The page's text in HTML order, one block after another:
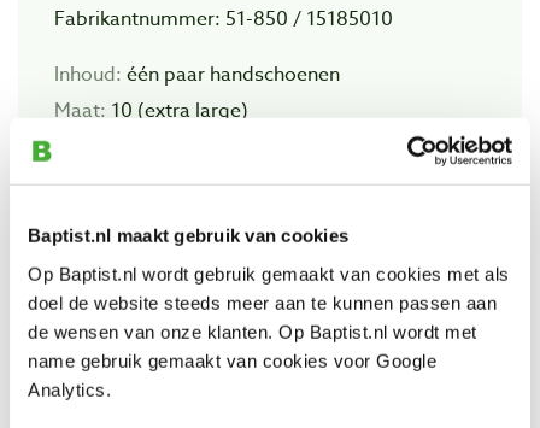
Baptist.nl maakt gebruik van cookies
Op Baptist.nl wordt gebruik gemaakt van cookies met als
doel de website steeds meer aan te kunnen passen aan
de wensen van onze klanten. Op Baptist.nl wordt met
name gebruik gemaakt van cookies voor Google
Analytics.
Fabrikantnummer: 51-850 / 15185010
Inhoud: één paar handschoenen
Maat: 10 (extra large)
Kleur:grijs/fluo oranje